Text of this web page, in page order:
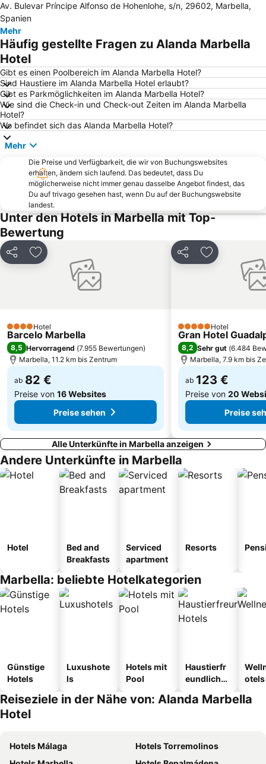
San Pedro Alcántara
La Cala Resort
Guadalmar
Plaza de los Naranjos
Playamar
De Calahonda playa de calahonda
Paseo Maritimo La Carihuela
Benalmádena Pueblo
Estepona Golf
Arroyo de la Miel
La Nogalera
Carretera de Cádiz
Bahía Dorada
Casino Marbella
Torremuelle
Los Boliches - Las Gaviotas
Huelin
Barrio La Carihuela
Marina de Puerto Banus
Dunas de Artola
Puerto Cabopino
Neue Brücke
El Perchel
Ayuntamiento de Marbella
Palacio de Exposiciones y Congresos de la Costa del Sol
Campanillas
Calanova Golf Club
Ocean Club Marbella
Av. Bulevar Príncipe Alfonso de Hohenlohe, s/n, 29602, Marbella,
Spanien
Mehr
Häufig gestellte Fragen zu Alanda Marbella
Hotel
Gibt es einen Poolbereich im Alanda Marbella Hotel?
Sind Haustiere im Alanda Marbella Hotel erlaubt?
Gibt es Parkmöglichkeiten im Alanda Marbella Hotel?
Wie sind die Check-in und Check-out Zeiten im Alanda Marbella
Hotel?
Wo befindet sich das Alanda Marbella Hotel?
Mehr
Die Preise und Verfügbarkeit, die wir von Buchungswebsites
erhalten, ändern sich laufend. Das bedeutet, dass Du
möglicherweise nicht immer genau dasselbe Angebot findest, das
Du auf trivago gesehen hast, wenn Du auf der Buchungswebsite
landest.
Unter den Hotels in Marbella mit Top-
Bewertung
Teilen Zu Favoriten hinzufügen
4 SterneHotel
Barcelo Marbella
8,5 Hervorragend (7.955 Bewertungen)
Marbella, 11.2 km bis Zentrum
ab 82 €
Preise von 16 Websites
Preise sehen
Teilen Zu Favoriten
5 Sterne Hotel
Gran Hotel
8,2 Sehr gut (6.484
Marbella, 7.9 km bis
ab 123 €
Preise von 20
Preise
Alle Unterkünfte in Marbella anzeigen
Andere Unterkünfte in Marbella
Hotel
Bed and
Breakfasts
Serviced
apartment
Resorts
Marbella: beliebte Hotelkategorien
Günstige
Hotels
Luxushote
ls
Hotels mit
Pool
Haustierfr
eundliche
otels
Reiseziele in der Nähe von: Alanda Marbella
Hotel
Hotels Málaga
Hotels Torremolinos